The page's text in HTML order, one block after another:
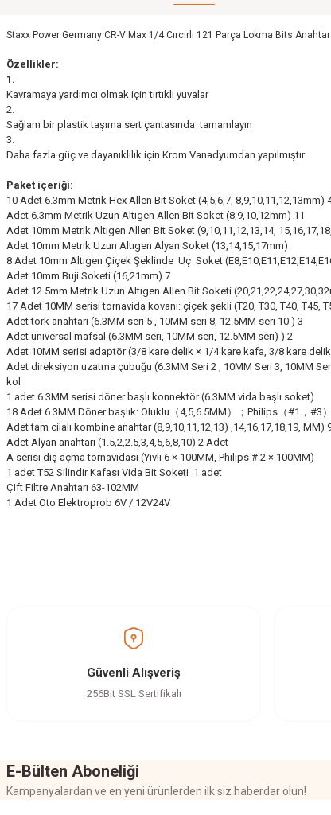
Staxx Power Germany CR-V Max 1/4 Cırcırlı 121 Parça Lokma Bits
Özellikler:
1.
Kavramaya yardımcı olmak için tırtıklı yuvalar
2.
Sağlam bir plastik taşıma sert çantasında tamamlayın
3.
Daha fazla güç ve dayanıklılık için Krom Vanadyumdan yapılmıştır
Paket içeriği:
10 Adet 6.3mm Metrik Hex Allen Bit Soket (4,5,6,7, 8,9,10,11,12,13mm)
Adet 6.3mm Metrik Uzun Altıgen Allen Bit Soket (8,9,10,12mm) 11
Adet 10mm Metrik Altıgen Allen Bit Soket (9,10,11,12,13,14,
Adet 10mm Metrik Uzun Altıgen Alyan Soket (13,14,15,17mm)
8 Adet 10mm Altıgen Çiçek Şeklinde Uç Soket
Adet 10mm Buji Soketi (16,21mm) 7
Adet 12.5mm Metrik Uzun Altıgen Allen Bit Soketi
17 Adet 10MM serisi tornavida kovanı: çiçek şekli (T20, T30, T40, T45,
Adet tork anahtarı (6.3MM seri 5 , 10MM seri 8, 12.5MM seri 10 ) 3
Adet üniversal mafsal (6.3MM seri, 10MM seri, 12.5MM seri) ) 2
Adet 10MM serisi adaptör (3/8 kare delik × 1/4 kare kafa, 3/8 kare
Adet direksiyon uzatma çubuğu (6.3MM Seri 2 , 10MM Seri 3, 10MM
kol
1 adet 6.3MM serisi döner başlı konnektör (6.3MM vida başlı soket)
18 Adet 6.3MM Döner başlık: Oluklu（4,5,6.5MM）；Philips（#1，#3
Adet tam cilalı kombine anahtar (8,9,10,11,12,13) ,14,16,17,18,19, MM)
Adet Alyan anahtarı (1.5,2,2.5,3,4,5,6,8,10) 2 Adet
A serisi diş açma tornavidası (Yivli 6 × 100MM, Philips # 2 × 100MM)
1 adet T52 Silindir Kafası Vida Bit Soketi 1 adet
Çift Filtre Anahtarı 63-102MM
1 Adet Oto Elektroprob 6V / 12V24V
Ürün açıklamasında eksik bilgiler bulunuyor.
Güvenli Alışveriş
256Bit SSL Sertifikalı
E-Bülten Aboneliği
Kampanyalardan ve en yeni ürünlerden ilk siz haberdar olun!